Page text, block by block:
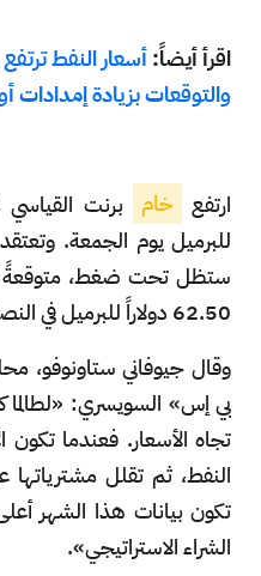
اقرأ أيضاً:أسعار النفط
والتوقعات بزيادة إمدادات
ارتفع خام
للبرميل يوم الجمعة.
ستظل تحت ضغط، متوقعةً
62.50 دولاراً للبرميل في النصف الثاني من العام.
وقال جيوفاني ستاونوفو،
بي إس» السويسري:
تجاه الأسعار. فعندما
النفط، ثم تقلل مشترياتها
تكون بيانات هذا الشهر
الشراء الاستراتيجي».